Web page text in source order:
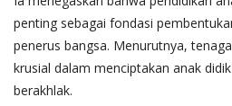
penting sebagai fondasi
penerus bangsa. Menurutnya,
krusial dalam menciptakan anak
berakhlak.